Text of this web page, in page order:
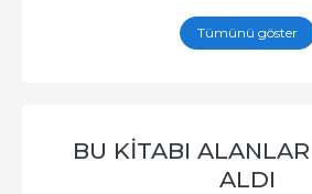
Tümünü göster
BU KITABI
ALDI